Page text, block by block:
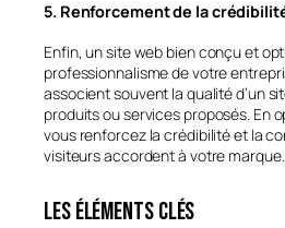
5. Renforcement de la
Enfin, un site web bien conçu et
professionnalisme de votre
associent souvent la qualité d’un
produits ou services proposés. En
vous renforcez la crédibilité et la
visiteurs accordent à votre marque.
Les éléments clés